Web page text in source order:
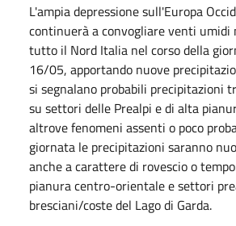
L'ampia depressione sull'Europa
continuerà a convogliare venti umidi
tutto il Nord Italia nel corso della
16/05, apportando nuove
si segnalano probabili precipitazioni
su settori delle Prealpi e di alta
altrove fenomeni assenti o poco
giornata le precipitazioni saranno
anche a carattere di rovescio o
pianura centro-orientale e settori
bresciani/coste del Lago di Garda.